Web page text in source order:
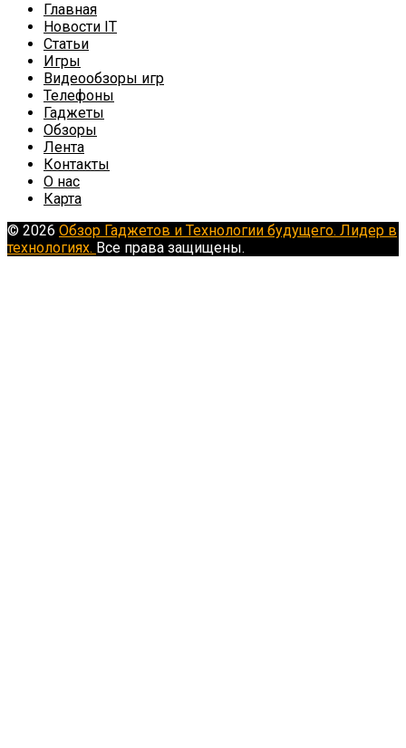
Главная
Новости IT
Статьи
Игры
Видеообзоры игр
Телефоны
Гаджеты
Обзоры
Лента
Контакты
О нас
Карта
© 2026 Обзор Гаджетов и Технологии будущего. Лидер в
технологиях. Все права защищены.